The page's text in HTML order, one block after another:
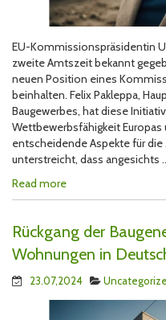
EU-Kommissionspräsidentin
zweite Amtszeit bekannt
neuen Position eines
beinhalten. Felix Pakleppa,
Baugewerbes, hat diese
Wettbewerbsfähigkeit
entscheidende Aspekte für die
unterstreicht, dass angesichts ..
Read more
Rückgang der
Wohnungen in
23.07,2024